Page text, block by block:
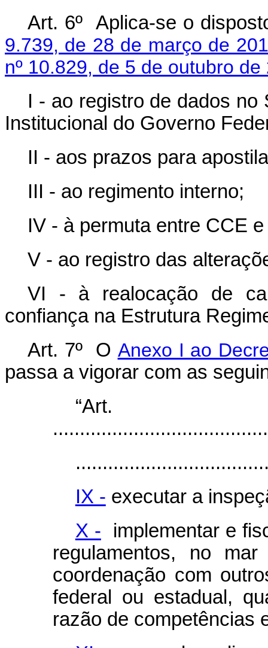
Art. 6º Aplica-se o
9.739, de 28 de março de
nº 10.829, de 5 de outubro de
I - ao registro de dados
Institucional do Governo
II - aos prazos para
III - ao regimento interno;
IV - à permuta entre CCE
V - ao registro das
VI - à realocação de
confiança na Estrutura
Art. 7º O Anexo I ao
passa a vigorar com as
IX - executar a
X - implementar e
regulamentos, no
coordenação com
federal ou estadual,
razão de competências